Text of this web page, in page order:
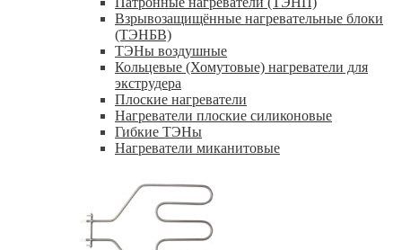
Взрывозащищённые нагревательные блоки
(ТЭНБВ)
ТЭНы воздушные
Кольцевые (Хомутовые) нагреватели для
экструдера
Плоские нагреватели
Нагреватели плоские силиконовые
Гибкие ТЭНы
Нагреватели миканитовые